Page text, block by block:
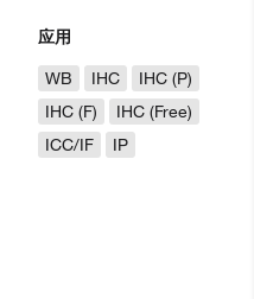
应用
WB
IHC
IHC (P)
IHC (F)
IHC (Free)
ICC/IF
IP